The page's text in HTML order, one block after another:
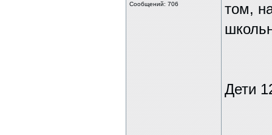
Сообщений: 706
том,
Дети